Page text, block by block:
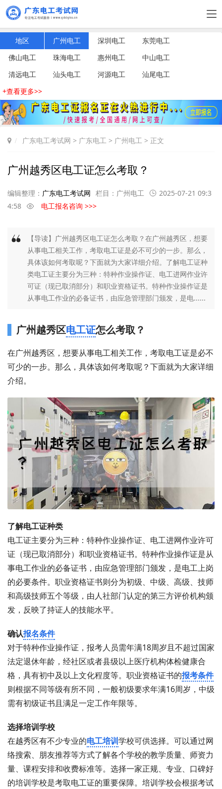
地区 广州电工 深圳电工
东莞电工
佛山电工
珠海电工 惠州电工
中山电工
清远电工
汕头电工 河源电工
汕尾电工
+查看更多>>
广东电工考试网 > 广东电工 > 广州电工 > 正文
广州越秀区电工证怎么考取？
编辑整理： 广东电工考试网 栏目： 广州电工
2025-07-21 09:3
4:58
电工报名咨询 >>>
【导读】广州越秀区电工证怎么考取？在广州越秀区，想要
从事电工相关工作，考取电工证是必不可少的一步。那么，
具体该如何考取呢？下面就为大家详细介绍。了解电工证种
类电工证主要分为三种：特种作业操作证、电工进网作业许
可证（现已取消部分）和职业资格证书。特种作业操作证是
从事电工作业的必备证书，由应急管理部门颁发，是电......
广州越秀区电工证怎么考取？
在广州越秀区，想要从事电工相关工作，考取电工证是必不
可少的一步。那么，具体该如何考取呢？下面就为大家详细
介绍。
了解电工证种类
电工证主要分为三种：特种作业操作证、电工进网作业许可
证（现已取消部分）和职业资格证书。特种作业操作证是从
事电工作业的必备证书，由应急管理部门颁发，是电工上岗
的必要条件。职业资格证书则分为初级、中级、高级、技师
和高级技师五个等级，由人社部门认定的第三方评价机构颁
发，反映了持证人的技能水平。
确认报名条件
对于特种作业操作证，报考人员需年满18周岁且不超过国家
法定退休年龄，经社区或者县级以上医疗机构体检健康合
格，具有初中及以上文化程度等。职业资格证书的报考条件
则根据不同等级有所不同，一般初级要求年满16周岁，中级
需有初级证书且满足一定工作年限等。
选择培训学校
在越秀区有不少专业的电工培训学校可供选择。可以通过网
络搜索、朋友推荐等方式了解各个学校的教学质量、师资力
量、课程安排和收费标准等。选择一家正规、专业、口碑好
的培训学校是考取电工证的重要保障。培训学校会根据考试